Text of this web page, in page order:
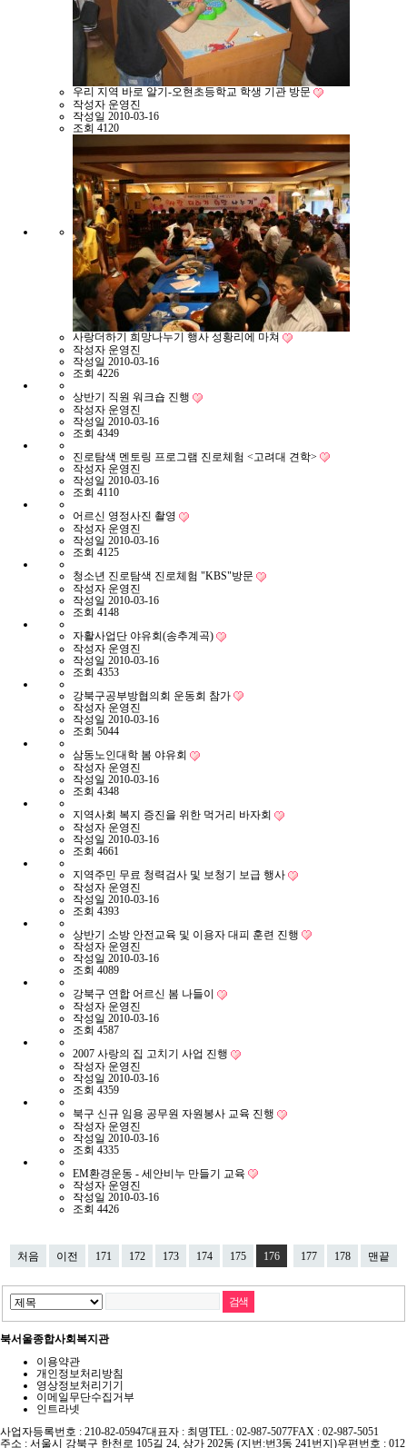
우리 지역 바로 알기-오현초등학교 학생 기관 방문
작성자 운영진
작성일 2010-03-16
조회 4120
사랑더하기 희망나누기 행사 성황리에 마쳐
작성자 운영진
작성일 2010-03-16
조회 4226
상반기 직원 워크숍 진행
작성자 운영진
작성일 2010-03-16
조회 4349
진로탐색 멘토링 프로그램 진로체험 <고려대 견학>
작성자 운영진
작성일 2010-03-16
조회 4110
어르신 영정사진 촬영
작성자 운영진
작성일 2010-03-16
조회 4125
청소년 진로탐색 진로체험 "KBS"방문
작성자 운영진
작성일 2010-03-16
조회 4148
자활사업단 야유회(송추계곡)
작성자 운영진
작성일 2010-03-16
조회 4353
강북구공부방협의회 운동회 참가
작성자 운영진
작성일 2010-03-16
조회 5044
삼동노인대학 봄 야유회
작성자 운영진
작성일 2010-03-16
조회 4348
지역사회 복지 증진을 위한 먹거리 바자회
작성자 운영진
작성일 2010-03-16
조회 4661
지역주민 무료 청력검사 및 보청기 보급 행사
작성자 운영진
작성일 2010-03-16
조회 4393
상반기 소방 안전교육 및 이용자 대피 훈련 진행
작성자 운영진
작성일 2010-03-16
조회 4089
강북구 연합 어르신 봄 나들이
작성자 운영진
작성일 2010-03-16
조회 4587
2007 사랑의 집 고치기 사업 진행
작성자 운영진
작성일 2010-03-16
조회 4359
북구 신규 임용 공무원 자원봉사 교육 진행
작성자 운영진
작성일 2010-03-16
조회 4335
EM환경운동 - 세안비누 만들기 교육
작성자 운영진
작성일 2010-03-16
조회 4426
처음 이전 171 172 173 174 175 176 177 178 맨끝
북서울종합사회복지관
이용약관
개인정보처리방침
영상정보처리기기
이메일무단수집거부
인트라넷
사업자등록번호 : 210-82-05947대표자 : 최명TEL : 02-987-5077FAX : 02-987-5051
주소 : 서울시 강북구 한천로 105길 24, 상가 202동 (지번:번3동 241번지)우편번호 : 012